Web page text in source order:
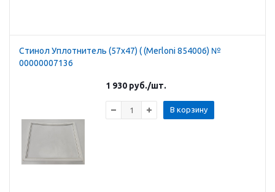
Стинол Уплотнитель (57х47) ( (Merloni 854006) №
00000007136
1 930 руб./шт.
В корзину